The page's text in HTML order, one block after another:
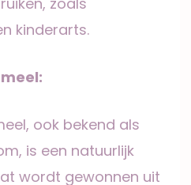
kinderarts.
ook bekend als
is een natuurlijk
wordt gewonnen uit